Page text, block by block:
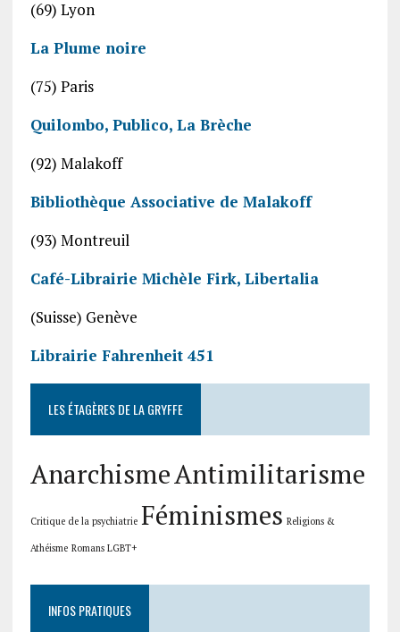
(69) Lyon
La Plume noire
(75) Paris
Quilombo, Publico, La Brèche
(92) Malakoff
Bibliothèque Associative de Malakoff
(93) Montreuil
Café-Librairie Michèle Firk, Libertalia
(Suisse) Genève
Librairie Fahrenheit 451
LES ÉTAGÈRES DE LA GRYFFE
AnarchismeAntimilitarisme
Critique de la psychiatrie Féminismes Religions &
Athéisme Romans LGBT+
INFOS PRATIQUES